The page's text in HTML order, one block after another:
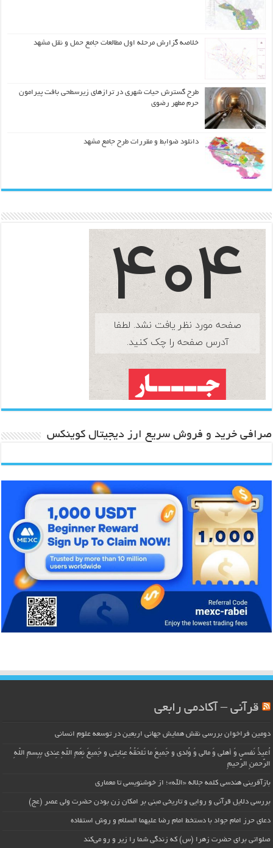
خلاصه گزارش مرحله اول مطالعات جامع حمل و نقل مشهد
طرح گسترش حیات شهري در ترازهاي زیرسطحی بافت پیرامون
حرم مطهر رضوي
دانلود ضوابط و مقررات طرح جامع مشهد
صرافی خرید و فروش سریع ارز دیجیتال کوینکس
قرآنی – آکادمی رابعی
دومین فراخوان بررسی نقش همایش جهانی اربعین در توسعه علوم انسانی
اُعیذُ نَفسی وَ أهلی وَ مالی وَ وُلدی و جَمیعَ ما تَلحَقُهُ عِنایتی و جَمیعَ نِعَمِ اللّهِ عِندی بِبِسمِ اللّهِ
الرَّحمنِ الرَّحیمِ
بازآفرینی هندسی کلمه جلاله «الله»؛ از خوشنویسی تا معماری
بررسی دلایل قرآنی و روایی و تاریخی مبنی بر امکان زن بودن حضرت ولی عصر (عج)
دعای حرز امام جواد با دستخط امام رضا علیهما السلام و روش استفاده
صلواتی برای حضرت زهرا (س) که زندگی شما را زیر و رو می‌کند